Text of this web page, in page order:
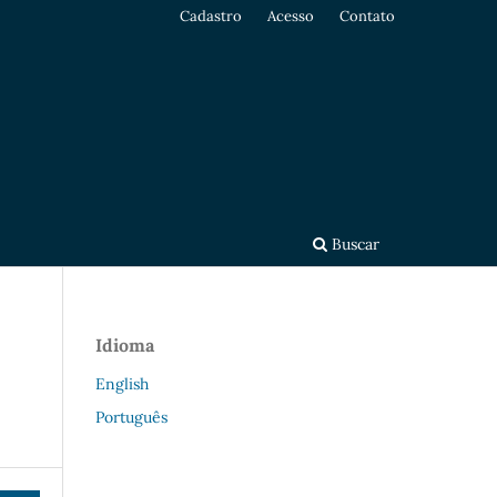
Buscar
Cadastro Acesso Contato
Idioma
English
Português